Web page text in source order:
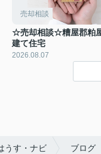
売却相談
☆売却相談☆糟屋郡粕
建て住宅
2026.08.07
うす・ナビ ブログ